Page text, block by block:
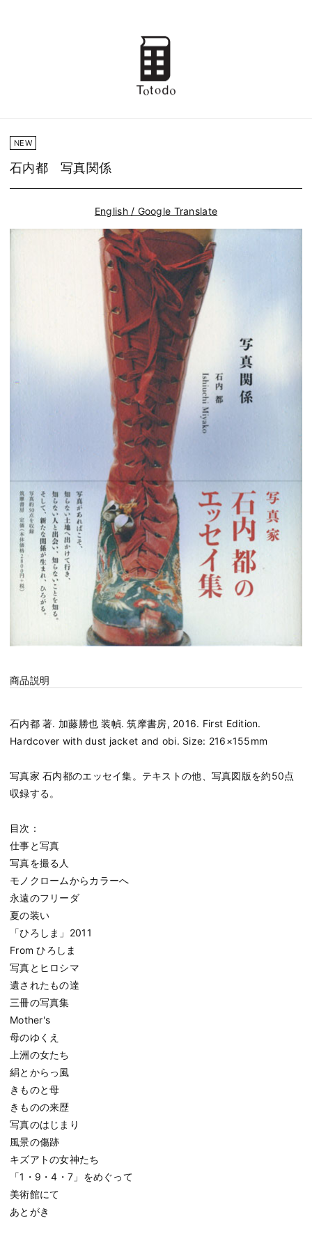
NEW
石内都 写真関係
English / Google Translate
商品説明
石内都 著. 加藤勝也 装幀. 筑摩書房, 2016. First Edition.
Hardcover with dust jacket and obi. Size: 216×155mm
写真家 石内都のエッセイ集。テキストの他、写真図版を約50点
収録する。
目次：
仕事と写真
写真を撮る人
モノクロームからカラーへ
永遠のフリーダ
夏の装い
「ひろしま」2011
From ひろしま
写真とヒロシマ
遺されたもの達
三冊の写真集
Mother's
母のゆくえ
上洲の女たち
絹とからっ風
きものと母
きものの来歴
写真のはじまり
風景の傷跡
キズアトの女神たち
「1・9・4・7」をめぐって
美術館にて
あとがき